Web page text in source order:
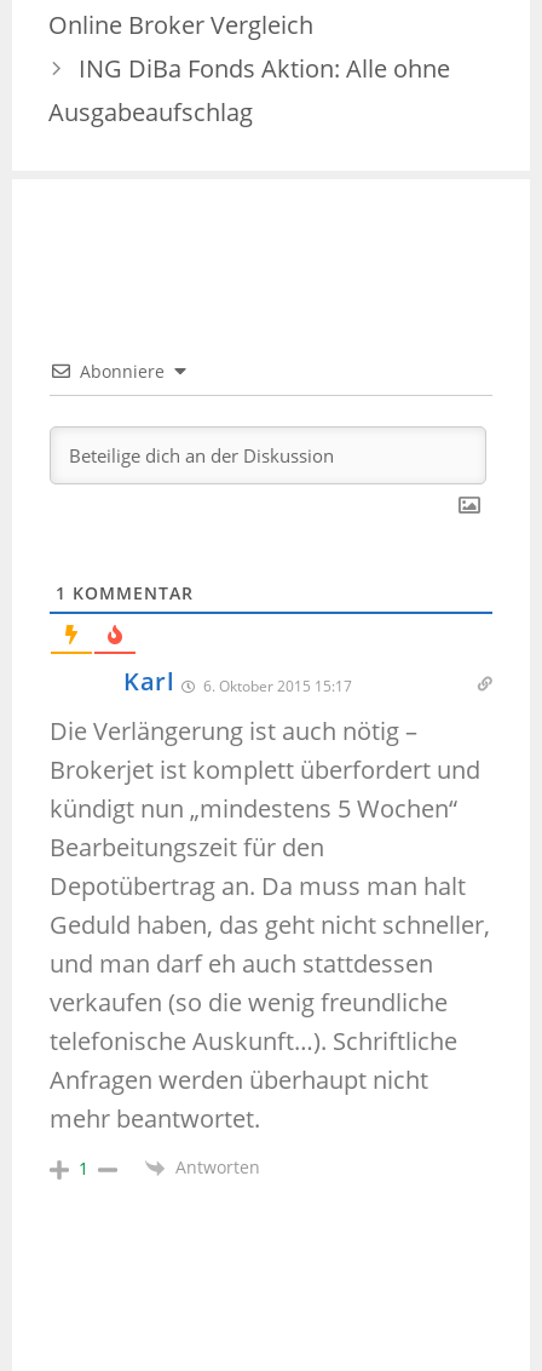
Online Broker Vergleich
ING DiBa Fonds Aktion: Alle ohne
Ausgabeaufschlag
Abonniere
1 KOMMENTAR
Karl 6. Oktober 2015 15:17
Die Verlängerung ist auch nötig –
Brokerjet ist komplett überfordert und
kündigt nun „mindestens 5 Wochen“
Bearbeitungszeit für den
Depotübertrag an. Da muss man halt
Geduld haben, das geht nicht schneller,
und man darf eh auch stattdessen
verkaufen (so die wenig freundliche
telefonische Auskunft…). Schriftliche
Anfragen werden überhaupt nicht
mehr beantwortet.
1 Antworten